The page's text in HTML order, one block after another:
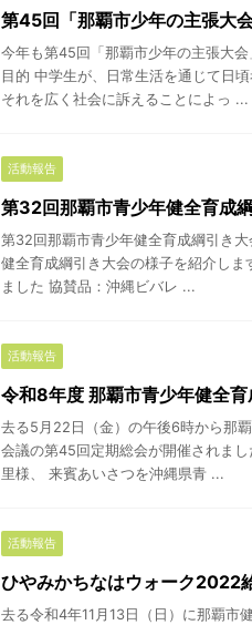
第45回「那覇市少年の主張大
今年も第45回「那覇市少年の主張大
目的 中学生が、日常生活を通じて日
それを広く社会に訴えることによっ ...
活動報告
第32回那覇市青少年健全育成
第32回那覇市青少年健全育成綱引き
健全育成綱引き大会の様子を紹介し
ました 協賛品：沖縄ビバレ ...
活動報告
令和8年度 那覇市青少年健全
去る5月22日（金）の午後6時から那
会議の第45回定期総会が開催されま
里様、 来賓あいさつを沖縄県青 ...
活動報告
ひやみかちなはウォーク2022
去る令和4年11月13日（日）に那覇市